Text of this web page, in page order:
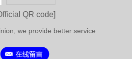
QR code]
we provide better service